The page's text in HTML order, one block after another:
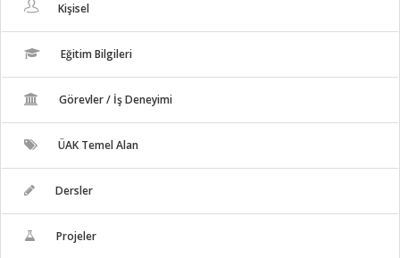
Kişisel
Eğitim Bilgileri
Görevler / İş Deneyimi
ÜAK Temel Alan
Dersler
Projeler